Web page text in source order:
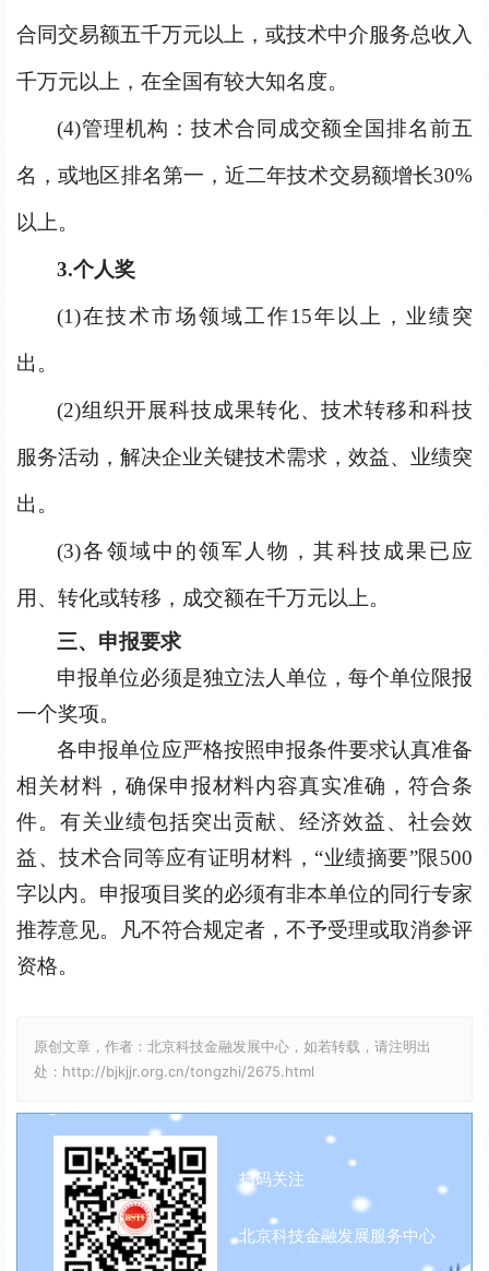
合同交易额五千万元以上，或技术中介服务总收入
千万元以上，在全国有较大知名度。
(4)管理机构：技术合同成交额全国排名前五
名，或地区排名第一，近二年技术交易额增长30%
以上。
3.个人奖
(1)在技术市场领域工作15年以上，业绩突
出。
(2)组织开展科技成果转化、技术转移和科技
服务活动，解决企业关键技术需求，效益、业绩突
出。
(3)各领域中的领军人物，其科技成果已应
用、转化或转移，成交额在千万元以上。
三、 申报要求
申报单位必须是独立法人单位，每个单位限报
一个奖项。
各申报单位应严格按照申报条件要求认真准备
相关材料，确保申报材料内容真实准确，符合条
件。有关业绩包括突出贡献、经济效益、社会效
益、技术合同等应有证明材料，“业绩摘要”限500
字以内。申报项目奖的必须有非本单位的同行专家
推荐意见。凡不符合规定者，不予受理或取消参评
资格。
原创文章，作者：北京科技金融发展中心，如若转载，请注明出
处：http://bjkjjr.org.cn/tongzhi/2675.html
扫码关注
北京科技金融发展服务中心